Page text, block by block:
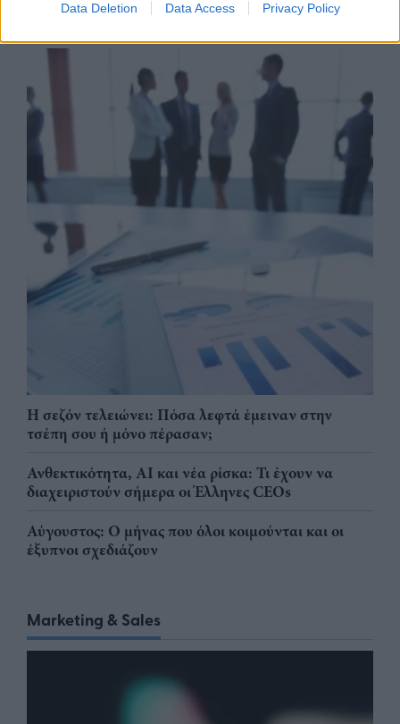
Data Deletion Data Access Privacy Policy
Business Know-how
Η σεζόν τελειώνει: Πόσα λεφτά έμειναν στην
τσέπη σου ή μόνο πέρασαν;
Ανθεκτικότητα, AI και νέα ρίσκα: Τι έχουν να
διαχειριστούν σήμερα οι Έλληνες CEOs
Αύγουστος: Ο μήνας που όλοι κοιμούνται και οι
έξυπνοι σχεδιάζουν
Marketing & Sales